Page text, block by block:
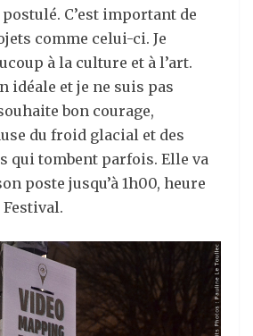
C’est important de
comme celui-ci. Je
à la culture et à l’art.
idéale et je ne suis pas
bon courage,
du froid glacial et des
qui tombent parfois. Elle va
poste jusqu’à 1h00, heure